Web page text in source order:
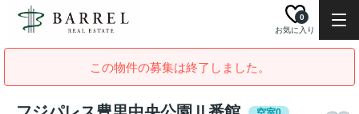
お気に入り
0
この物件の募集は終了しました。